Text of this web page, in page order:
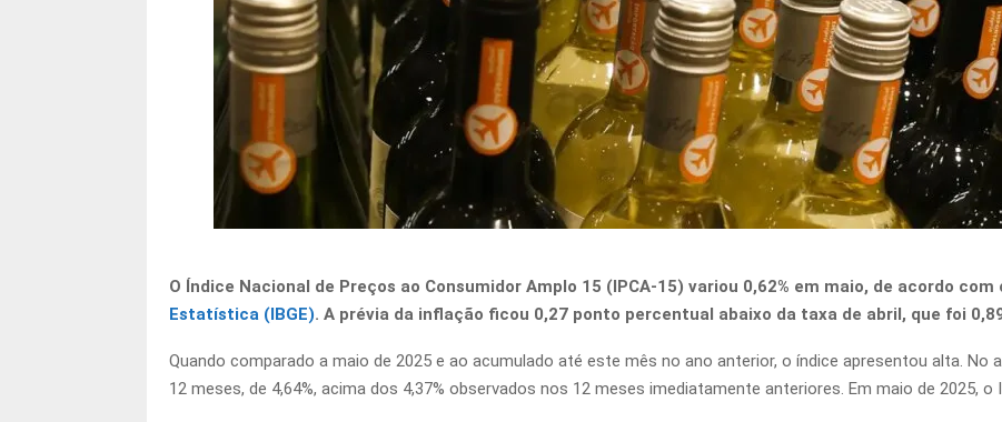
O Índice Nacional de Preços ao Consumidor Amplo 15 (IPCA-15) variou 0,62% em maio, de acordo com
Estatística (IBGE). A prévia da inflação ficou 0,27 ponto percentual abaixo da taxa de abril, que foi
Quando comparado a maio de 2025 e ao acumulado até este mês no ano anterior, o índice apresentou alta. No
12 meses, de 4,64%, acima dos 4,37% observados nos 12 meses imediatamente anteriores. Em maio de 2025, o